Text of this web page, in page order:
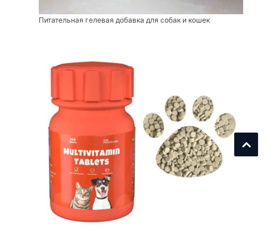
Питательная гелевая добавка для собак и кошек